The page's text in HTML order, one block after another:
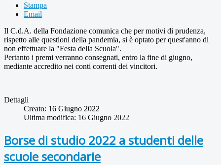
Stampa
Email
Il C.d.A. della Fondazione comunica che per motivi di prudenza,
rispetto alle questioni della pandemia, si è optato per quest'anno di
non effettuare la "Festa della Scuola".
Pertanto i premi verranno consegnati, entro la fine di giugno,
mediante accredito nei conti correnti dei vincitori.
Dettagli
Creato: 16 Giugno 2022
Ultima modifica: 16 Giugno 2022
Borse di studio 2022 a studenti delle
scuole secondarie